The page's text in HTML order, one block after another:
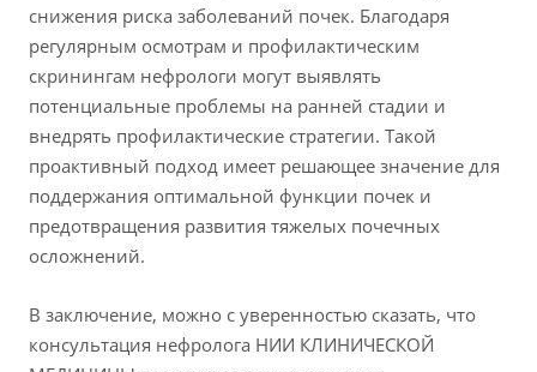
снижения риска заболеваний почек. Благодаря
регулярным осмотрам и профилактическим
скринингам нефрологи могут выявлять
потенциальные проблемы на ранней стадии и
внедрять профилактические стратегии. Такой
проактивный подход имеет решающее значение для
поддержания оптимальной функции почек и
предотвращения развития тяжелых почечных
осложнений.
В заключение, можно с уверенностью сказать, что
консультация нефролога НИИ КЛИНИЧЕСКОЙ